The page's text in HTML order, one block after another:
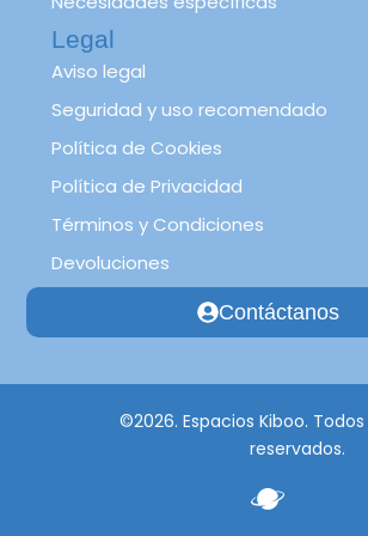
Legal
Aviso legal
Seguridad y uso recomendado
Política de Cookies
Política de Privacidad
Términos y Condiciones
Devoluciones
Contáctanos
©2026. Espacios Kiboo.
reservados.